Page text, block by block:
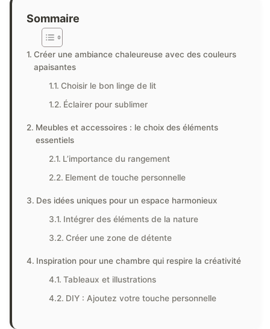
Sommaire
Créer une ambiance chaleureuse avec des couleurs
apaisantes
Choisir le bon linge de lit
Éclairer pour sublimer
Meubles et accessoires : le choix des éléments
essentiels
L’importance du rangement
Element de touche personnelle
Des idées uniques pour un espace harmonieux
Intégrer des éléments de la nature
Créer une zone de détente
Inspiration pour une chambre qui respire la créativité
Tableaux et illustrations
DIY : Ajoutez votre touche personnelle